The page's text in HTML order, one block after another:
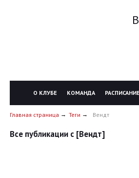
О КЛУБЕ КОМАНДА
Главная страница Теги Вендт
Все публикации с [Вендт]